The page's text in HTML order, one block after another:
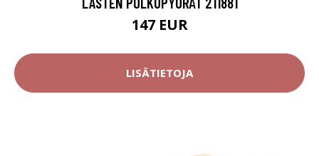
147 EUR
LISÄTIETOJA